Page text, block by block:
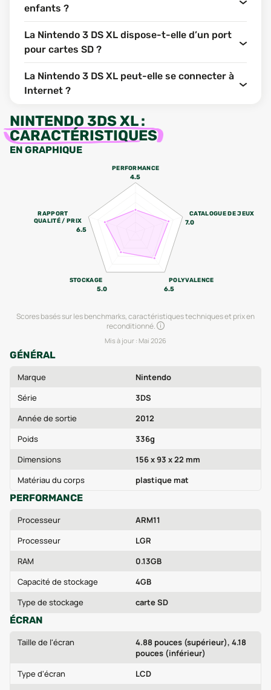
enfants ?
La Nintendo 3 DS XL dispose-t-elle d’un port
pour cartes SD ?
La Nintendo 3 DS XL peut-elle se connecter à
Internet ?
NINTENDO 3DS XL:
CARACTÉRISTIQUES
EN GRAPHIQUE
PERFORMANCE
4.5
CATALOGUE DE JEUX
7.0
POLYVALENCE
6.5
STOCKAGE
5.0
RAPPORT
QUALITÉ / PRIX
6.5
Scores basés sur les benchmarks, caractéristiques techniques et prix en
reconditionné.
Mis à jour : Mai 2026
GÉNÉRAL
Marque
Nintendo
Série
3DS
Année de sortie
2012
Poids
336g
Dimensions
156 x 93 x 22 mm
Matériau du corps
plastique mat
PERFORMANCE
Processeur
ARM11
Processeur
LGR
RAM
0.13GB
Capacité de stockage
4GB
Type de stockage
carte SD
ÉCRAN
Taille de l'écran
4.88 pouces (supérieur), 4.18
pouces (inférieur)
Type d'écran
LCD